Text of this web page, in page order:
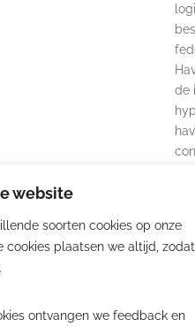
website
soorten cookies op onze
cookies plaatsen we altijd,
ontvangen we feedback en
de
dagelijks nieuws,